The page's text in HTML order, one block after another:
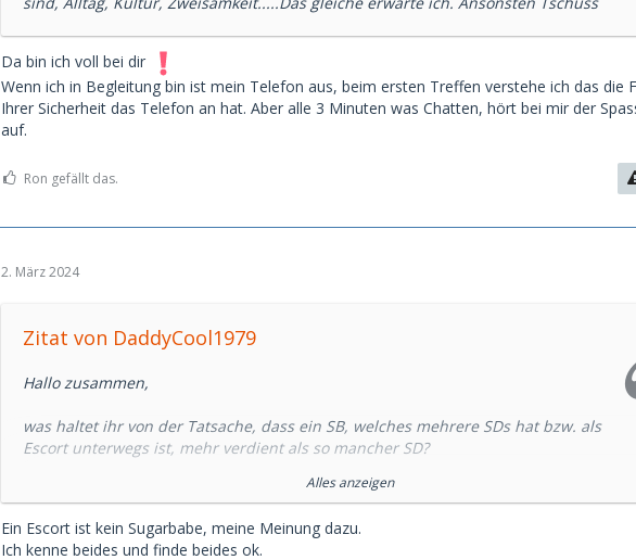
Da bin ich voll bei dir
Wenn ich in Begleitung bin ist mein Telefon aus, beim ersten Treffen verstehe ich das die
Ihrer Sicherheit das Telefon an hat. Aber alle 3 Minuten was Chatten, hört bei mir der
auf.
Ron gefällt das.
2. März 2024
Zitat von DaddyCool1979
Hallo zusammen,
was haltet ihr von der Tatsache, dass ein SB, welches mehrere SDs hat bzw. als
Escort unterwegs ist, mehr verdient als so mancher SD?
Findet ihr es gerechtfertigt oder stößt euch das sauer auf?
Beispiel, ich kenne Sugarbabys / Escorts (machen beides) die locker auf ihre 20k
Alles anzeigen
Ein Escort ist kein Sugarbabe, meine Meinung dazu.
Ich kenne beides und finde beides ok.